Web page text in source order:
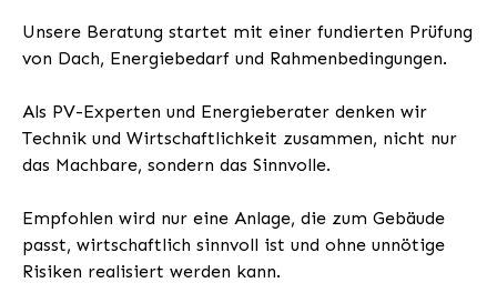
Unsere Beratung startet mit einer fundierten Prüfung
von Dach, Energiebedarf und Rahmenbedingungen.
Als PV-Experten und Energieberater denken wir
Technik und Wirtschaftlichkeit zusammen, nicht nur
das Machbare, sondern das Sinnvolle.
Empfohlen wird nur eine Anlage, die zum Gebäude
passt, wirtschaftlich sinnvoll ist und ohne unnötige
Risiken realisiert werden kann.